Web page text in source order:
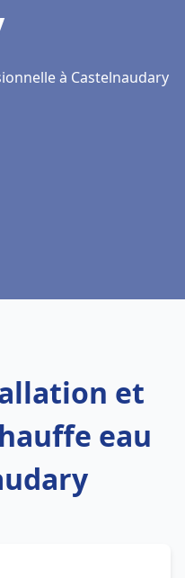
à Castelnaudary
et
eau